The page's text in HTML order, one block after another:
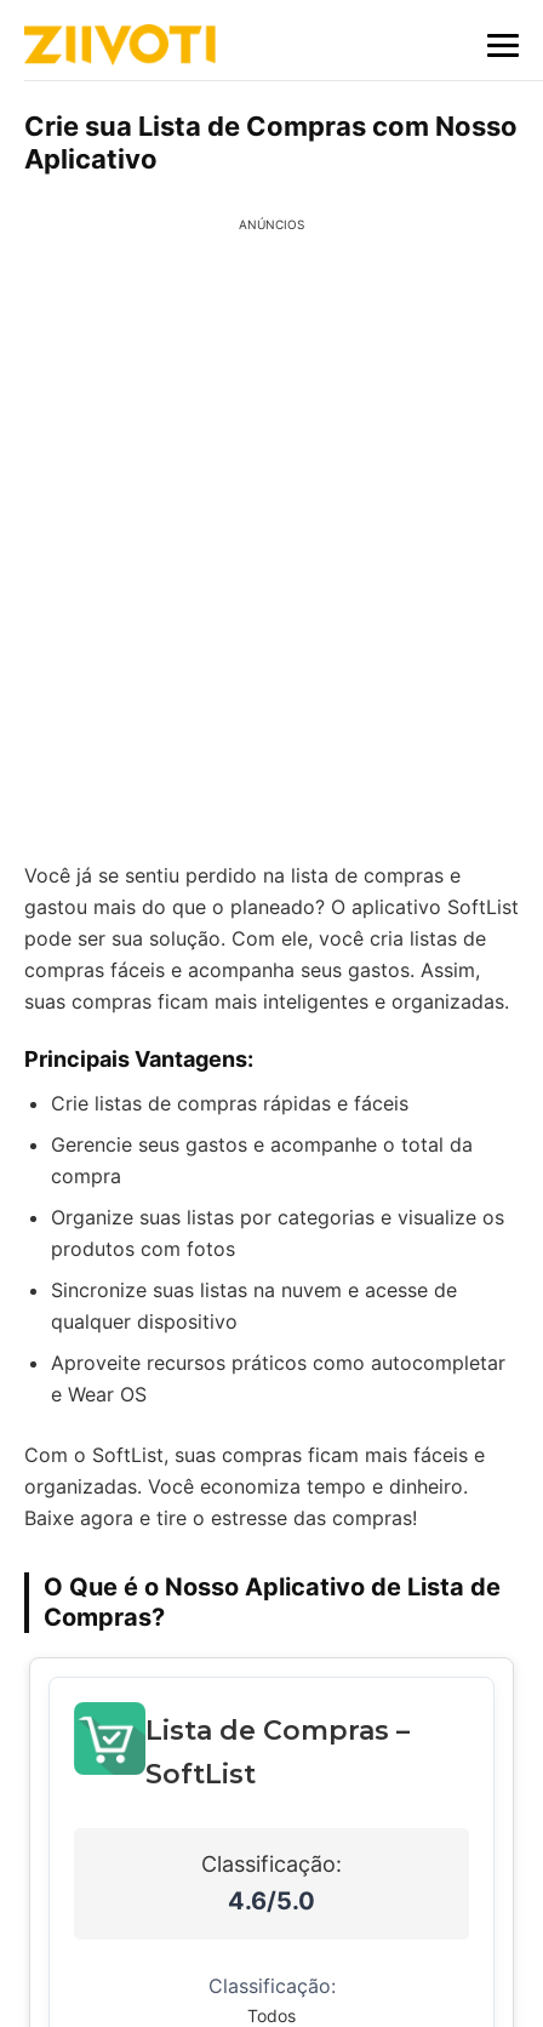
Crie sua Lista de Compras com Nosso
Aplicativo
ANÚNCIOS
Você já se sentiu perdido na lista de compras e
gastou mais do que o planeado? O aplicativo SoftList
pode ser sua solução. Com ele, você cria listas de
compras fáceis e acompanha seus gastos. Assim,
suas compras ficam mais inteligentes e organizadas.
Principais Vantagens:
Crie listas de compras rápidas e fáceis
Gerencie seus gastos e acompanhe o total da
compra
Organize suas listas por categorias e visualize os
produtos com fotos
Sincronize suas listas na nuvem e acesse de
qualquer dispositivo
Aproveite recursos práticos como autocompletar
e Wear OS
Com o SoftList, suas compras ficam mais fáceis e
organizadas. Você economiza tempo e dinheiro.
Baixe agora e tire o estresse das compras!
O Que é o Nosso Aplicativo de Lista de
Compras?
Lista de Compras –
SoftList
Classificação:
4.6/5.0
Classificação:
Todos